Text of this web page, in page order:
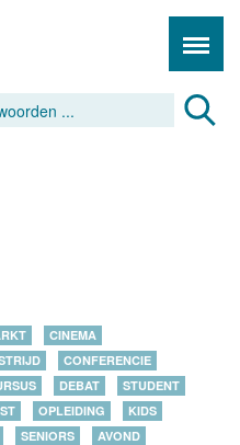
CINEMA
CONFERENCIE
DEBAT
STUDENT
OPLEIDING
KIDS
SENIORS
AVOND